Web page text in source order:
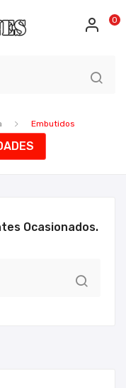
0
Embutidos
Ocasionados.